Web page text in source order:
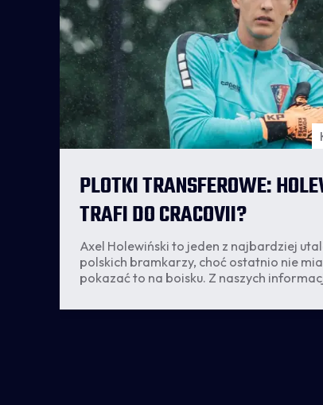
PLOTKI TRANSFEROWE:
TRAFI DO CRACOVII?
Axel Holewiński to jeden z najbardziej
polskich bramkarzy, choć ostatnio nie
pokazać to na boisku. Z naszych
transfer z Pogoni do innego klubu